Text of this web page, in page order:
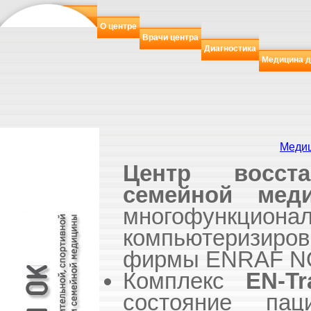
О центре
Врачи центра
Диагностика
Медицина
Центр
семейной
фирмы ENRAF
Комплекс EN-
состояние